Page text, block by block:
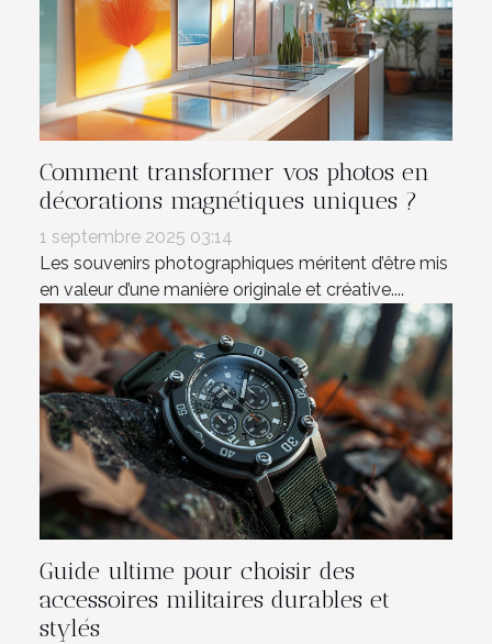
Comment transformer vos photos en
décorations magnétiques uniques ?
1 septembre 2025 03:14
Les souvenirs photographiques méritent d’être mis
en valeur d’une manière originale et créative....
Guide ultime pour choisir des
accessoires militaires durables et
stylés